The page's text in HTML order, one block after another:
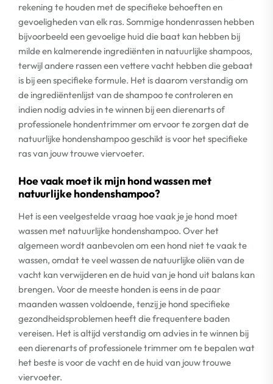
rekening te houden met de specifieke behoeften en
gevoeligheden van elk ras. Sommige hondenrassen hebben
bijvoorbeeld een gevoelige huid die baat kan hebben bij
milde en kalmerende ingrediënten in natuurlijke shampoos,
terwijl andere rassen een vettere vacht hebben die gebaat
is bij een specifieke formule. Het is daarom verstandig om
de ingrediëntenlijst van de shampoo te controleren en
indien nodig advies in te winnen bij een dierenarts of
professionele hondentrimmer om ervoor te zorgen dat de
natuurlijke hondenshampoo geschikt is voor het specifieke
ras van jouw trouwe viervoeter.
Hoe vaak moet ik mijn hond wassen met
natuurlijke hondenshampoo?
Het is een veelgestelde vraag hoe vaak je je hond moet
wassen met natuurlijke hondenshampoo. Over het
algemeen wordt aanbevolen om een hond niet te vaak te
wassen, omdat te veel wassen de natuurlijke oliën van de
vacht kan verwijderen en de huid van je hond uit balans kan
brengen. Voor de meeste honden is eens in de paar
maanden wassen voldoende, tenzij je hond specifieke
gezondheidsproblemen heeft die frequentere baden
vereisen. Het is altijd verstandig om advies in te winnen bij
een dierenarts of professionele trimmer om te bepalen wat
het beste is voor de vacht en de huid van jouw trouwe
viervoeter.